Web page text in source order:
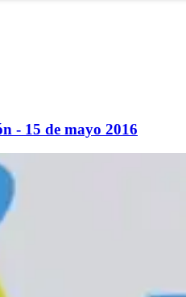
- 15 de mayo 2016